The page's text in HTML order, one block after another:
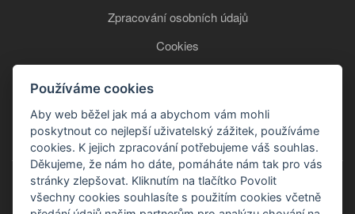
Zpracování osobních údajů
Cookies
+420 777 850 465
Používáme cookies
Aby web běžel jak má a abychom vám mohli
poskytnout co nejlepší uživatelský zážitek, používáme
cookies. K jejich zpracování potřebujeme váš souhlas.
Děkujeme, že nám ho dáte, pomáháte nám tak pro vás
stránky zlepšovat. Kliknutím na tlačítko Povolit
všechny cookies souhlasíte s použitím cookies včetně